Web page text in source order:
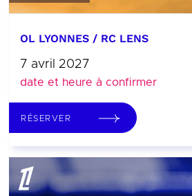
OL LYONNES / RC LENS
7 avril 2027
date et heure à confirmer
RÉSERVER